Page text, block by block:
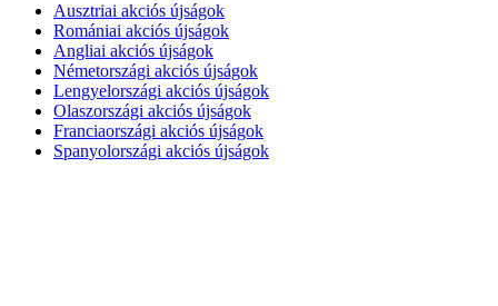
Ausztriai akciós újságok
Romániai akciós újságok
Angliai akciós újságok
Németországi akciós újságok
Lengyelországi akciós újságok
Olaszországi akciós újságok
Franciaországi akciós újságok
Spanyolországi akciós újságok